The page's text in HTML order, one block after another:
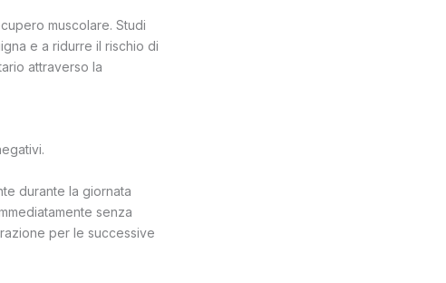
muscolare. Studi
e a ridurre il rischio di
attraverso la
durante la giornata
senza
per le successive